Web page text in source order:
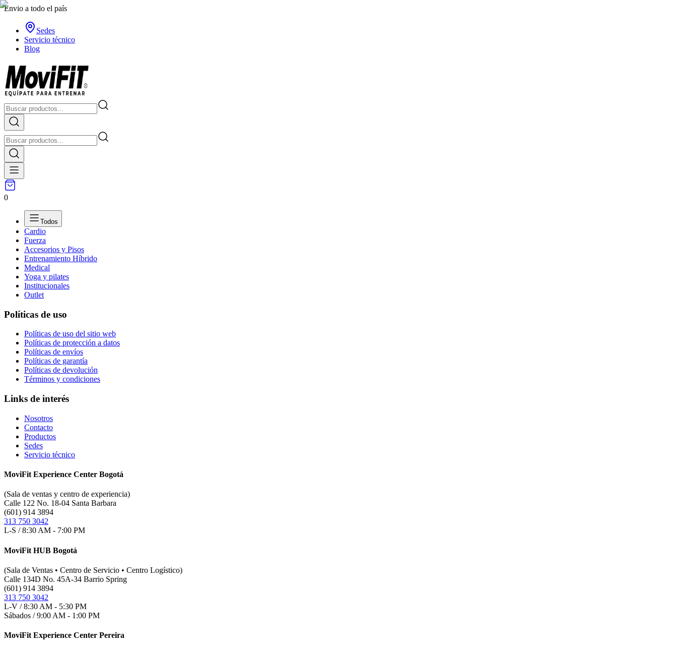
Envio a todo el país
Sedes
Servicio técnico
Blog
0
Todos
Cardio
Fuerza
Accesorios y Pisos
Entrenamiento Híbrido
Medical
Yoga y pilates
Institucionales
Outlet
Políticas de uso
Políticas de uso del sitio web
Políticas de protección a datos
Políticas de envíos
Políticas de garantía
Políticas de devolución
Términos y condiciones
Links de interés
Nosotros
Contacto
Productos
Sedes
Servicio técnico
MoviFit Experience Center Bogotá
(Sala de ventas y centro de experiencia)
Calle 122 No. 18-04 Santa Barbara
(601) 914 3894
313 750 3042
L-S / 8:30 AM - 7:00 PM
MoviFit HUB Bogotá
(Sala de Ventas • Centro de Servicio • Centro Logístico)
Calle 134D No. 45A-34 Barrio Spring
(601) 914 3894
313 750 3042
L-V / 8:30 AM - 5:30 PM
Sábados / 9:00 AM - 1:00 PM
MoviFit Experience Center Pereira